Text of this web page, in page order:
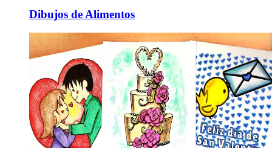
Dibujos de Alimentos